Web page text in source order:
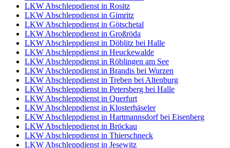
LKW Abschleppdienst in Rositz
LKW Abschleppdienst in Gimritz
LKW Abschleppdienst in Götschetal
LKW Abschleppdienst in Großröda
LKW Abschleppdienst in Döblitz bei Halle
LKW Abschleppdienst in Heuckewalde
LKW Abschleppdienst in Röblingen am See
LKW Abschleppdienst in Brandis bei Wurzen
LKW Abschleppdienst in Treben bei Altenburg
LKW Abschleppdienst in Petersberg bei Halle
LKW Abschleppdienst in Querfurt
LKW Abschleppdienst in Klosterhäseler
LKW Abschleppdienst in Hartmannsdorf bei Eisenberg
LKW Abschleppdienst in Bröckau
LKW Abschleppdienst in Thierschneck
LKW Abschleppdienst in Jesewitz